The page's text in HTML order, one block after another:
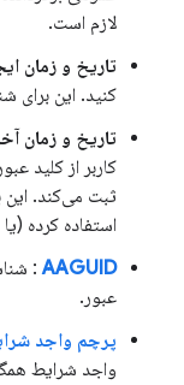
لازم است.
تاریخ و زمان
کنید. این برای
تاریخ و زمان
کاربر از کلید
ثبت می‌کند. این
استفاده کرده
AAGUID
:
عبور.
پرچم واجد
واجد شرایط